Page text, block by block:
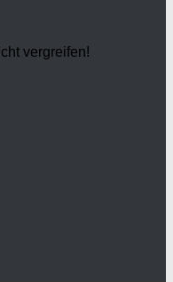
vergreifen!